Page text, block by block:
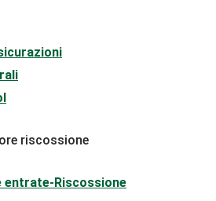
riscossione
entrate-Riscossione